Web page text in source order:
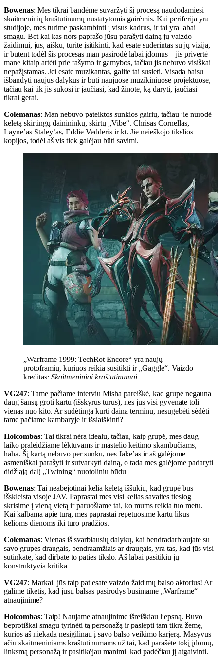
Bowenas: Mes tikrai bandėme suvaržyti šį procesą naudodamiesi
skaitmeninių kraštutinumų nustatytomis gairėmis. Kai periferija yra
studijoje, mes turime paskambinti į visus kadrus, ir tai yra labai
smagu. Bet kai kas nors paprašo jūsų parašyti dainą jų vaizdo
žaidimui, jūs, aišku, turite įsitikinti, kad esate suderintas su jų vizija,
ir būtent todėl šis procesas man pasirodė labai įdomus – jis privertė
mane kitaip artėti prie rašymo ir gamybos, tačiau jis nebuvo visiškai
nepažįstamas. Jei esate muzikantas, galite tai susieti. Visada baisu
išbandyti naujus dalykus ir būti naujuose muzikiniuose projektuose,
tačiau kai tik jis sukosi ir jaučiasi, kad žinote, ką daryti, jaučiasi
tikrai gerai.
Colemanas: Man nebuvo pateiktos sunkios gairių, tačiau jie nurodė
keletą skirtingų dainininkų, skirtų „Vibe“. Chrisas Cornellas,
Layne’as Staley’as, Eddie Vedderis ir kt. Jie neieškojo tikslios
kopijos, todėl aš vis tiek galėjau būti savimi.
„Warframe 1999: TechRot Encore“ yra naujų
protoframių, kuriuos reikia susitikti ir „Gaggle“. Vaizdo
kreditas: Skaitmeniniai kraštutinumai
VG247: Tame pačiame interviu Misha pareiškė, kad grupė negauna
daug šansų groti kartu (išskyrus turus), nes jūs visi gyvenate toli
vienas nuo kito. Ar sudėtinga kurti dainą terminu, nesugebėti sėdėti
tame pačiame kambaryje ir išsiaiškinti?
Holcombas: Tai tikrai nėra idealu, tačiau, kaip grupė, mes daug
laiko praleidžiame lėktuvams ir mastelio keitimo skambučiams,
haha. Šį kartą nebuvo per sunku, nes Jake’as ir aš galėjome
asmeniškai parašyti ir sutvarkyti dainą, o tada mes galėjome padaryti
didžiąją dalį „Twining“ nuotoliniu būdu.
Bowenas: Tai neabejotinai kelia keletą iššūkių, kad grupė bus
išskleista visoje JAV. Paprastai mes visi kelias savaites tiesiog
skrisime į vieną vietą ir paruošiame tai, ko mums reikia tuo metu.
Kai kalbama apie turą, mes paprastai repetuosime kartu likus
kelioms dienoms iki turo pradžios.
Colemanas: Vienas iš svarbiausių dalykų, kai bendradarbiaujate su
savo grupės draugais, bendraamžiais ar draugais, yra tas, kad jūs visi
sutinkate, kad dirbate to paties tikslo. Aš labai pasitikiu jų
konstruktyvia kritika.
VG247: Markai, jūs taip pat esate vaizdo žaidimų balso aktorius! Ar
galime tikėtis, kad jūsų balsas pasirodys būsimame „Warframe“
atnaujinime?
Holcombas: Taip! Naujame atnaujinime išreiškiau liepsną. Buvo
beprotiškai smagu tyrinėti tą personažą ir paslėpti tam tikrą žemę,
kurios aš niekada nesigilinau į savo balso veikimo karjerą. Masyvus
ačiū skaitmeniniams kraštutinumams už tai, kad parašėte tokį įdomų,
linksmą personažą ir pasitikėjau manimi, kad padėčiau jį atgaivinti.